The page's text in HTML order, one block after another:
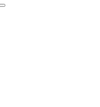
Senden